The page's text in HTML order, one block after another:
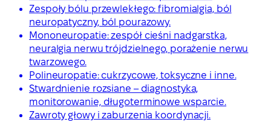
Zespoły bólu przewlekłego: fibromialgia, ból
neuropatyczny, ból pourazowy.
Mononeuropatie: zespół cieśni nadgarstka,
neuralgia nerwu trójdzielnego, porażenie nerwu
twarzowego.
Polineuropatie: cukrzycowe, toksyczne i inne.
Stwardnienie rozsiane – diagnostyka,
monitorowanie, długoterminowe wsparcie.
Zawroty głowy i zaburzenia koordynacji.